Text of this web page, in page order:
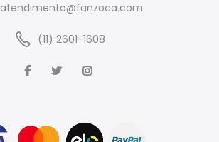
atendimento@fanzoca.com
(11) 2601-1608